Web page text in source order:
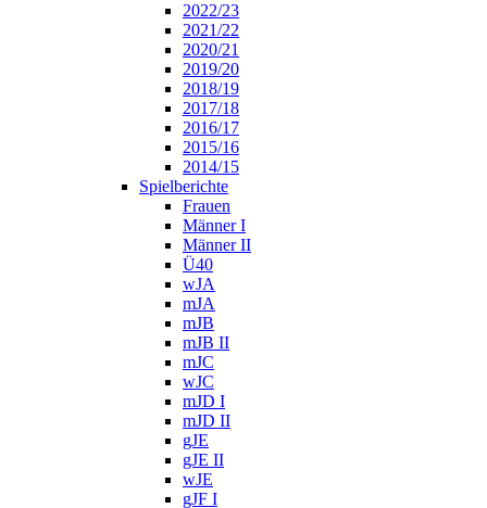
2022/23
2021/22
2020/21
2019/20
2018/19
2017/18
2016/17
2015/16
2014/15
Spielberichte
Frauen
Männer I
Männer II
Ü40
wJA
mJA
mJB
mJB II
mJC
wJC
mJD I
mJD II
gJE
gJE II
wJE
gJF I